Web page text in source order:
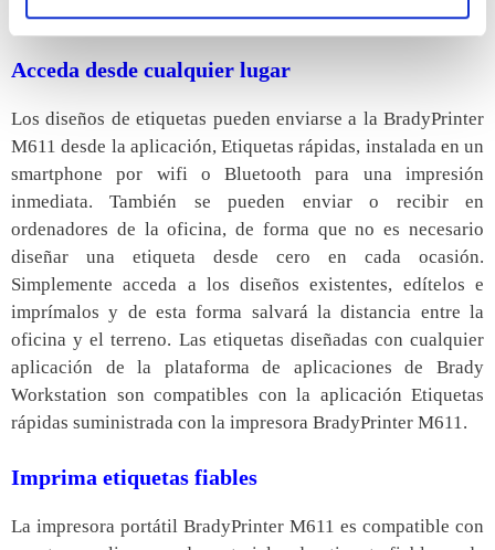
etiquetas de identificación específicas.
Acceda desde cualquier lugar
Los diseños de etiquetas pueden enviarse a la BradyPrinter
M611 desde la aplicación, Etiquetas rápidas, instalada en un
smartphone por wifi o Bluetooth para una impresión
inmediata. También se pueden enviar o recibir en
ordenadores de la oficina, de forma que no es necesario
diseñar una etiqueta desde cero en cada ocasión.
Simplemente acceda a los diseños existentes, edítelos e
imprímalos y de esta forma salvará la distancia entre la
oficina y el terreno. Las etiquetas diseñadas con cualquier
aplicación de la plataforma de aplicaciones de Brady
Workstation son compatibles con la aplicación Etiquetas
rápidas suministrada con la impresora BradyPrinter M611.
Imprima etiquetas fiables
La impresora portátil BradyPrinter M611 es compatible con